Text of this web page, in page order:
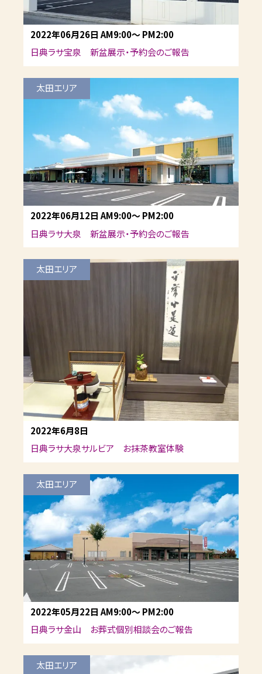
2022年06月26日 AM9:00～PM2:00
日典ラサ宝泉 新盆展示・予約会のご報告
2022年06月12日 AM9:00～PM2:00
日典ラサ大泉 新盆展示・予約会のご報告
太田エリア
2022年6月8日
日典ラサ大泉サルビア お抹茶教室体験
太田エリア
2022年05月22日 AM9:00～PM2:00
日典ラサ金山 お葬式個別相談会のご報告
太田エリア
太田エリア